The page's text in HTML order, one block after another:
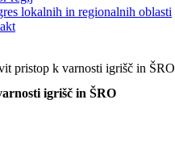
lokalnih in regionalnih oblasti
pristop k varnosti igrišč in ŠRO
igrišč in ŠRO